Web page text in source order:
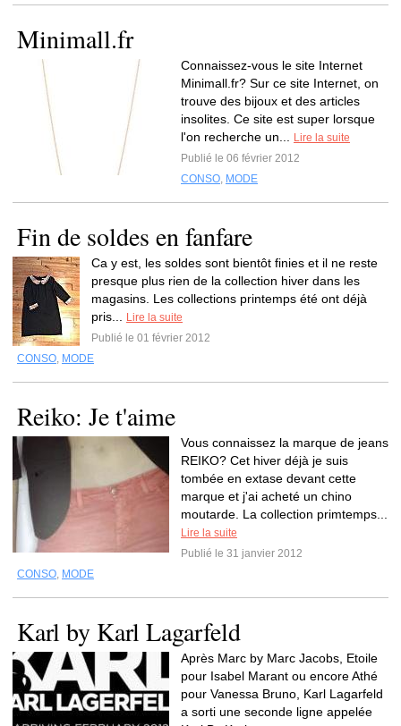
Minimall.fr
Connaissez-vous le site Internet
Minimall.fr? Sur ce site Internet, on
trouve des bijoux et des articles
insolites. Ce site est super lorsque
l'on recherche un...
Lire la suite
Publié le 06 février 2012
CONSO, MODE
Fin de soldes en fanfare
Ca y est, les soldes sont bientôt finies et il ne reste
presque plus rien de la collection hiver dans les
magasins. Les collections printemps été ont déjà
pris...
Lire la suite
Publié le 01 février 2012
CONSO, MODE
Reiko: Je t'aime
Vous connaissez la marque de jeans
REIKO? Cet hiver déjà je suis
tombée en extase devant cette
marque et j'ai acheté un chino
moutarde. La collection primtemps...
Lire la suite
Publié le 31 janvier 2012
CONSO, MODE
Karl by Karl Lagarfeld
Après Marc by Marc Jacobs, Etoile
pour Isabel Marant ou encore Athé
pour Vanessa Bruno, Karl Lagarfeld
a sorti une seconde ligne appelée